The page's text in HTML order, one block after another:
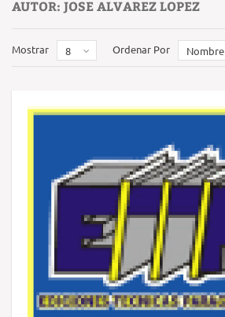
AUTOR: JOSE ALVAREZ LOPEZ
Mostrar 8 Ordenar Por Nombre